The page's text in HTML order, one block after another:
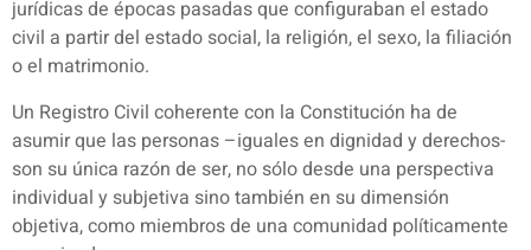
jurídicas de épocas pasadas que configuraban el estado
civil a partir del estado social, la religión, el sexo, la filiación
o el matrimonio.
Un Registro Civil coherente con la Constitución ha de
asumir que las personas –iguales en dignidad y derechos-
son su única razón de ser, no sólo desde una perspectiva
individual y subjetiva sino también en su dimensión
objetiva, como miembros de una comunidad políticamente